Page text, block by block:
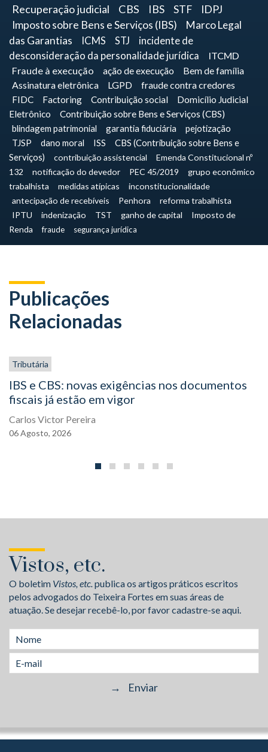
Recuperação judicial CBS IBS STF
IDPJ
Imposto sobre Bens e Serviços (IBS)
Marco Legal
das Garantias
ICMS STJ
incidente de
desconsideração da personalidade jurídica
ITCMD
Fraude à execução
ação de execução
Bem de família
Assinatura eletrônica
LGPD fraude contra credores
FIDC Factoring Contribuição social
Domicílio Judicial
Eletrônico
Contribuição sobre Bens e Serviços (CBS)
blindagem patrimonial
garantia fiduciária
pejotização
TJSP
dano moral ISS
CBS (Contribuição sobre Bens e
Serviços)
contribuição assistencial
Emenda Constitucional nº
132
notificação do devedor PEC 45/2019
grupo econômico
trabalhista
medidas atípicas
inconstitucionalidade
antecipação de recebíveis
Penhora
reforma trabalhista
IPTU
indenização TST ganho de capital
Imposto de
Renda
fraude segurança jurídica
Publicações
Relacionadas
Tributária
IBS e CBS: novas exigências nos documentos
fiscais já estão em vigor
Carlos Victor Pereira
06Agosto, 2026
Vistos, etc.
O boletim Vistos, etc.publica os artigos práticos escritos
pelos advogados do Teixeira Fortes em suas áreas de
atuação. Se desejar recebê-lo, por favor cadastre-se aqui.